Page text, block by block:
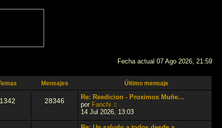
Fecha actual 07 Ago 2026, 21:59
Mensajes Último mensaje
1342 28346
Re: Reedicion - Proximos Muñe…
por Fanchi
e
r
ú
14 Jul 2026, 13:03